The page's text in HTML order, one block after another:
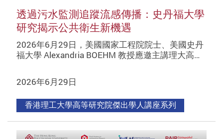
透過污水監測追蹤流感傳播：史丹福大學
研究揭示公共衛生新機遇
2026年6月29日，美國國家工程院院士、美國史丹
福大學 Alexandria BOEHM 教授應邀主講理大高…
2026年6月29日
香港理工大學高等研究院傑出學人講座系列